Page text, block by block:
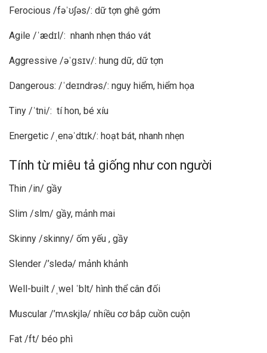
Ferocious /fəˈʊʃəs/: dữ tợn ghê gớm
Agile /ˈædɪl/: nhanh nhẹn tháo vát
Aggressive /əˈɡsɪv/: hung dữ, dữ tợn
Dangerous: /ˈdeɪndrəs/: nguy hiểm, hiểm họa
Tiny /ˈtni/: tí hon, bé xíu
Energetic /ˌenəˈdtɪk/: hoạt bát, nhanh nhẹn
Tính từ miêu tả giống như con người
Thin /in/ gầy
Slim /slm/ gầy, mảnh mai
Skinny /skinny/ ốm yếu , gầy
Slender /’sledə/ mảnh khảnh
Well-built /ˌwel ˈblt/ hình thể cân đối
Muscular /’mʌskjlə/ nhiều cơ bắp cuồn cuộn
Fat /ft/ béo phì